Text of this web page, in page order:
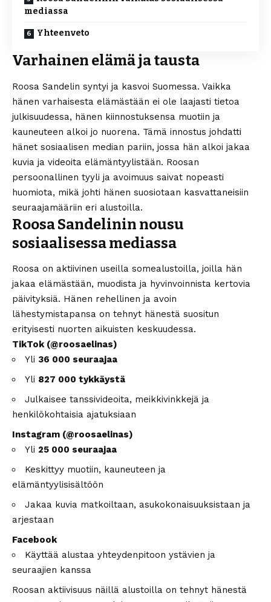
mediassa
Yhteenveto
Varhainen elämä ja tausta
Roosa Sandelin syntyi ja kasvoi Suomessa. Vaikka
hänen varhaisesta elämästään ei ole laajasti tietoa
julkisuudessa, hänen kiinnostuksensa muotiin ja
kauneuteen alkoi jo nuorena. Tämä innostus johdatti
hänet sosiaalisen median pariin, jossa hän alkoi jakaa
kuvia ja videoita elämäntyylistään. Roosan
persoonallinen tyyli ja avoimuus saivat nopeasti
huomiota, mikä johti hänen suosiotaan kasvattaneisiin
seuraajamääriin eri alustoilla.
Roosa Sandelinin nousu
sosiaalisessa mediassa
Roosa on aktiivinen useilla somealustoilla, joilla hän
jakaa elämästään, muodista ja hyvinvoinnista kertovia
päivityksiä. Hänen rehellinen ja avoin
lähestymistapansa on tehnyt hänestä suositun
erityisesti nuorten aikuisten keskuudessa.
TikTok (@roosaelinas)
Yli 36 000 seuraajaa
Yli 827 000 tykkäystä
Julkaisee tanssivideoita, meikkivinkkejä ja
henkilökohtaisia ajatuksiaan
Instagram (@roosaelinas)
Yli 25 000 seuraajaa
Keskittyy muotiin, kauneuteen ja
elämäntyylisisältöön
Jakaa kuvia matkoiltaan, asukokonaisuuksistaan ja
arjestaan
Facebook
Käyttää alustaa yhteydenpitoon ystävien ja
seuraajien kanssa
Roosan aktiivisuus näillä alustoilla on tehnyt hänestä